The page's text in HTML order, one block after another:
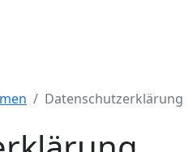
Datenschutzerklärung